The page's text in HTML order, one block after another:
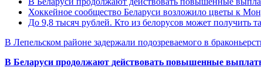
Хоккейное сообщество Беларуси возложило цветы к
До 9,8 тысяч рублей. Кто из белорусов может получить
В Лепельском районе задержали подозреваемого в
В Беларуси продолжают действовать повышенные